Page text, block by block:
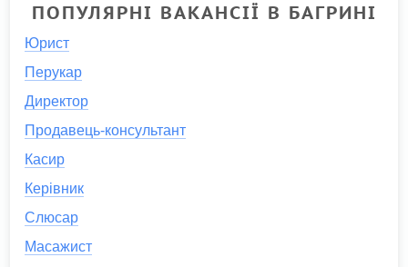
ПОПУЛЯРНІ ВАКАНСІЇ В БАГРИНІ
Юрист
Перукар
Директор
Продавець-консультант
Касир
Керівник
Слюсар
Масажист